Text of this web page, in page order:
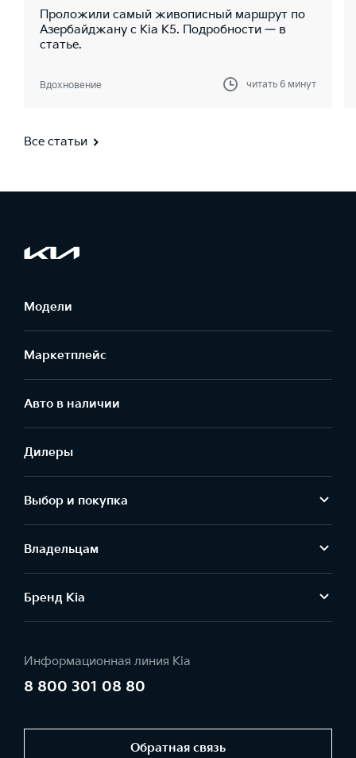
Проложили самый живописный маршрут по
Азербайджану с Kia K5. Подробности — в
статье.
Вдохновение читать 6 минут
Все статьи
Модели
Маркетплейс
Aвто в наличии
Дилеры
Выбор и покупка
Владельцам
Бренд Kia
Информационная линия Kia
8 800 301 08 80
Обратная связь